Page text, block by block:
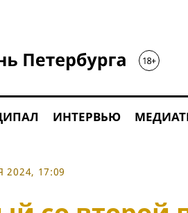
ИНТЕРВЬЮ
2024, 17:09